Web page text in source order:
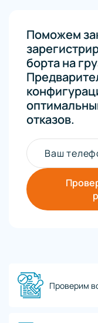
Поможем
борта на
отказов.
Ваш
Проверим